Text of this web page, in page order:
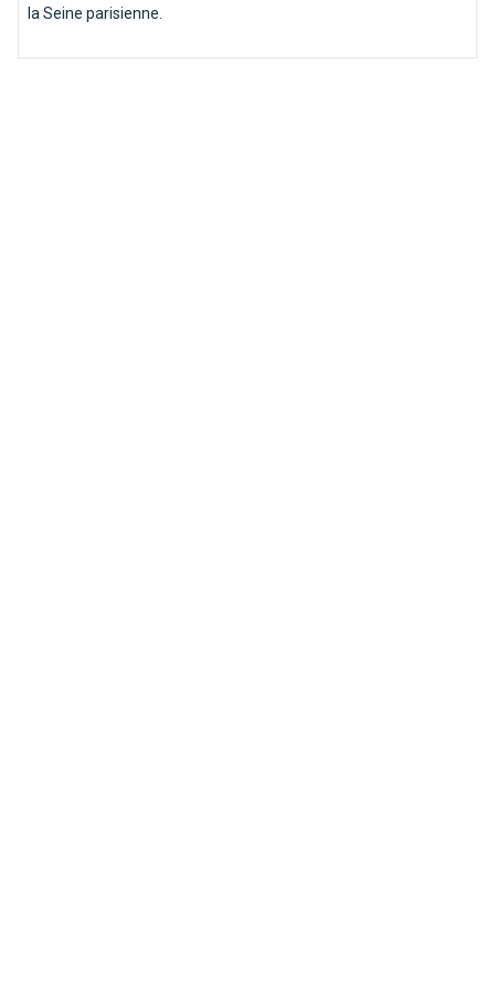
la Seine parisienne.